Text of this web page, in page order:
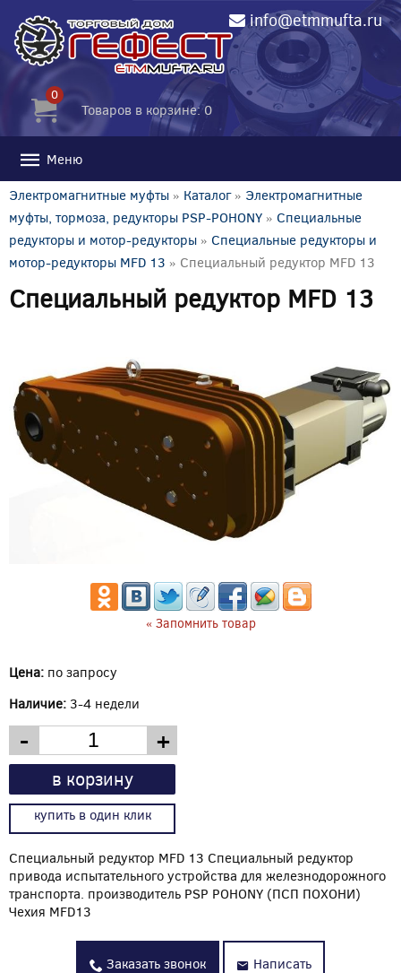
info@etmmufta.ru
0
Товаров в корзине: 0
Меню
Электромагнитные муфты » Каталог» Электромагнитные
муфты, тормоза, редукторы PSP-POHONY » Специальные
редукторы и мотор-редукторы » Специальные редукторы и
мотор-редукторы MFD 13 » Специальный редуктор MFD 13
Специальный редуктор MFD 13
« Запомнить товар
Цена: по запросу
Наличие: 3-4 недели
- +
в корзину
купить в один клик
Специальный редуктор MFD 13 Специальный редуктор
привода испытательного устройства для железнодорожного
транспорта. производитель PSP POHONY (ПСП ПОХОНИ)
Чехия MFD13
Заказать звонок Написать